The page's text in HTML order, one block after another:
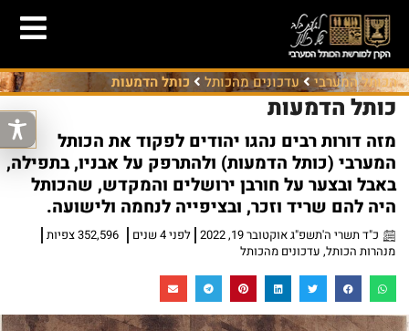
הכותל המערבי עדכונים מהכותל כותל הדמעות
כותל הדמעות
מזה דורות רבים נהגו יהודים לפקוד את הכותל
המערבי (כותל הדמעות) ולהתרפק על אבניו, בתפילה,
באבל ובצער על חורבן ירושלים והמקדש, שהכותל
היה להם שריד וזכר, ובציפייה לנחמה ולישועה.
כ"ד תשרי ה'תשפ"ג אוקטובר 19, 2022 לפני 4 שנים
352,596 צפיות
מנהרות הכותל, עדכונים מהכותל